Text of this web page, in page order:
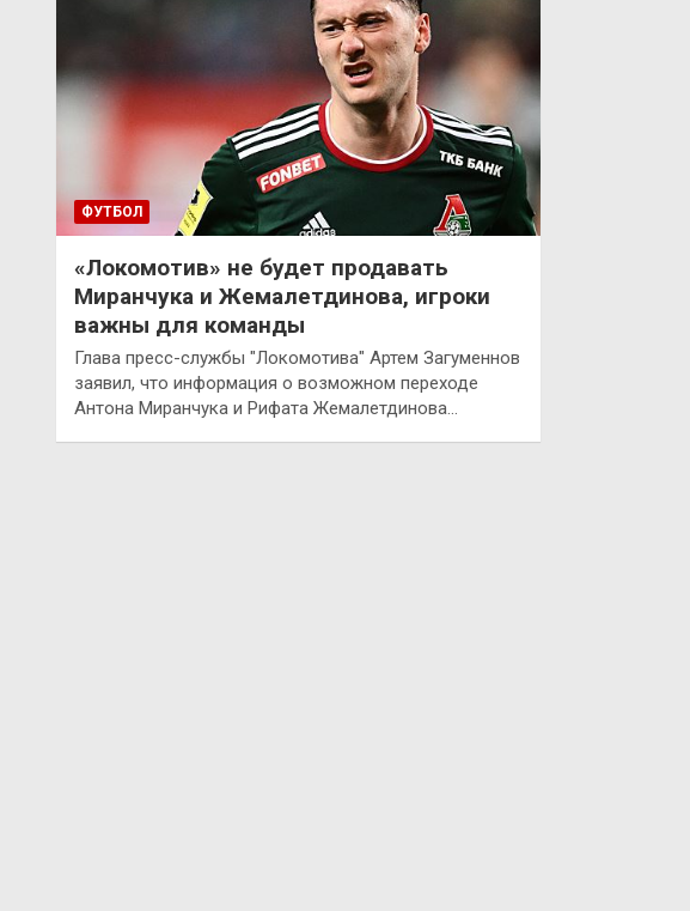
ФУТБОЛ
«Локомотив» не будет продавать
Миранчука и Жемалетдинова, игроки
важны для команды
Глава пресс-службы "Локомотива" Артем Загуменнов
заявил, что информация о возможном переходе
Антона Миранчука и Рифата Жемалетдинова…